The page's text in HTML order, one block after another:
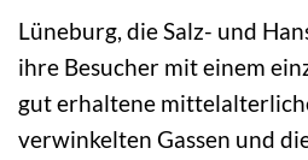
Lüneburg, die Salz- und
ihre Besucher mit einem
gut erhaltene
verwinkelten Gassen und